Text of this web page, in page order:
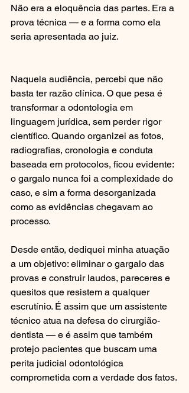
Não era a eloquência das partes. Era a
prova técnica — e a forma como ela
seria apresentada ao juiz.
Naquela audiência, percebi que não
basta ter razão clínica. O que pesa é
transformar a odontologia em
linguagem jurídica, sem perder rigor
científico. Quando organizei as fotos,
radiografias, cronologia e conduta
baseada em protocolos, ficou evidente:
o gargalo nunca foi a complexidade do
caso, e sim a forma desorganizada
como as evidências chegavam ao
processo.
Desde então, dediquei minha atuação
a um objetivo: eliminar o gargalo das
provas e construir laudos, pareceres e
quesitos que resistem a qualquer
escrutínio. É assim que um assistente
técnico atua na defesa do cirurgião-
dentista — e é assim que também
protejo pacientes que buscam uma
perita judicial odontológica
comprometida com a verdade dos fatos.